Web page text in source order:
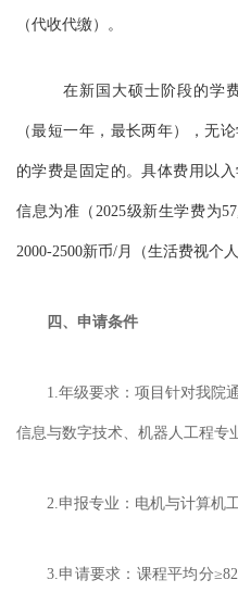
（代收代缴）。
在新国大硕士阶段的学
（最短一年，最长两年），无
的学费是固定的。具体费用以
信息为准 （2025级新生学费为
2000-2500新币/月（生活费视个
四、 申请条件
1.年级要求：项目针对我院
信息与数字技术、机器人工程专
2.申报专业：电机与计算机
3.申请要求：课程平均分≥